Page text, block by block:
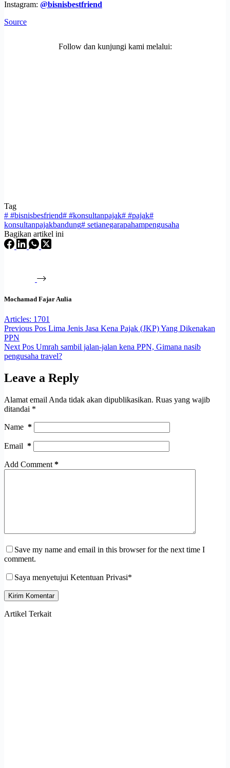
Instagram: @bisnisbestfriend
Source
Follow dan kunjungi kami melalui:
Tag
# #bisnisbesfriend# #konsultanpajak# #pajak#
konsultanpajakbandung# setianegarapahampengusaha
Bagikan artikel ini
Mochamad Fajar Aulia
Articles: 1701
Previous Pos Lima Jenis Jasa Kena Pajak (JKP) Yang Dikenakan
PPN
Next Pos Umrah sambil jalan-jalan kena PPN, Gimana nasib
pengusaha travel?
Leave a Reply
Alamat email Anda tidak akan dipublikasikan. Ruas yang wajib
ditandai *
Name *
Email *
Add Comment *
Save my name and email in this browser for the next time I
comment.
Saya menyetujui Ketentuan Privasi*
Kirim Komentar
Artikel Terkait